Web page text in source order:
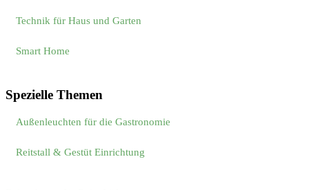
Technik für Haus und Garten
Smart Home
Spezielle Themen
Außenleuchten für die Gastronomie
Reitstall & Gestüt Einrichtung